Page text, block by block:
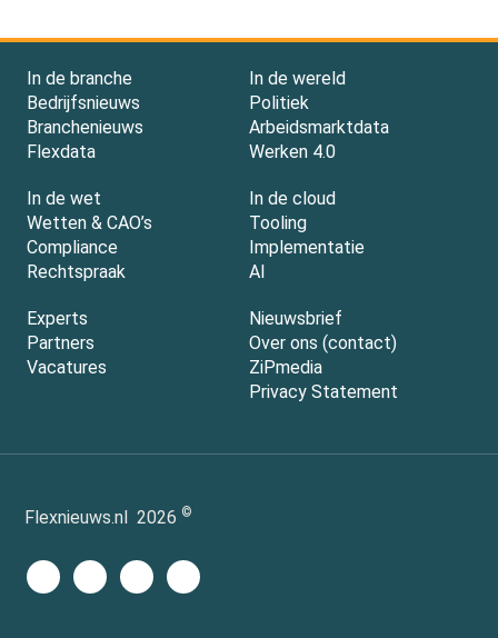
In de branche
Bedrijfsnieuws
Branchenieuws
Flexdata
In de wereld
Politiek
Arbeidsmarktdata
Werken 4.0
In de wet
Wetten & CAO’s
Compliance
Rechtspraak
In de cloud
Tooling
Implementatie
AI
Experts
Partners
Vacatures
Nieuwsbrief
Over ons (contact)
ZiPmedia
Privacy Statement
Flexnieuws.nl 2026 ©